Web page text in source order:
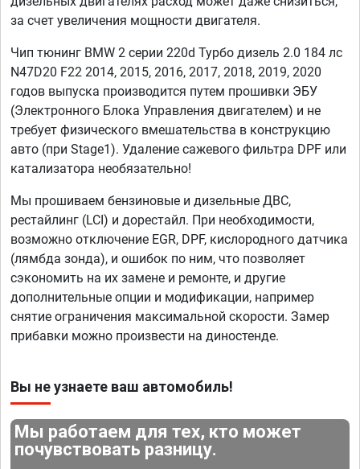
за счет увеличения мощности двигателя.
Чип тюнинг BMW 2 серии 220d Турбо дизель 2.0 184 лс
N47D20 F22 2014, 2015, 2016, 2017, 2018, 2019, 2020
годов выпуска производится путем прошивки ЭБУ
(Электронного Блока Управления двигателем) и не
требует физического вмешательства в конструкцию
авто (при Stage1). Удаление сажевого фильтра DPF или
катализатора необязательно!
Мы прошиваем бензиновые и дизельные ДВС,
рестайлинг (LCI) и дорестайл. При необходимости,
возможно отключение EGR, DPF, кислородного датчика
(лямбда зонда), и ошибок по ним, что позволяет
сэкономить на их замене и ремонте, и другие
дополнительные опции и модификации, например
снятие ограничения максимальной скорости. Замер
прибавки можно произвести на диностенде.
Вы не узнаете ваш автомобиль!
Мы работаем для тех, кто может
почувствовать разницу.